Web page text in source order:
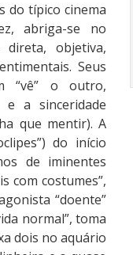
do típico cinema
abriga-se no
objetiva,
Seus
“vê” o outro,
e a sinceridade
que mentir). A
do início
de iminentes
com costumes”,
“doente”
normal”, toma
dois no aquário